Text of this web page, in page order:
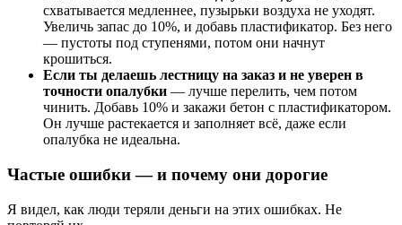
схватывается медленнее, пузырьки воздуха не уходят.
Увеличь запас до 10%, и добавь пластификатор. Без него
— пустоты под ступенями, потом они начнут
крошиться.
Если ты делаешь лестницу на заказ и не уверен в
точности опалубки — лучше перелить, чем потом
чинить. Добавь 10% и закажи бетон с пластификатором.
Он лучше растекается и заполняет всё, даже если
опалубка не идеальна.
Частые ошибки — и почему они дорогие
Я видел, как люди теряли деньги на этих ошибках. Не